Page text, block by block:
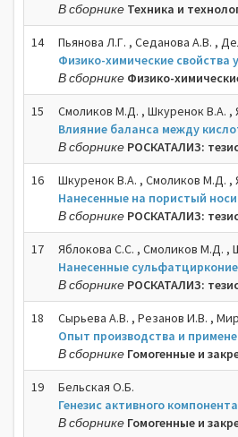
В сборнике Техника и
14
Пьянова Л.Г. , Седанова А.В. ,
Физико-химические
В сборнике Физико-
15
Смоликов М.Д. , Шкуренок В.А. ,
Влияние баланса между
В сборнике РОСКАТАЛИЗ:
16
Шкуренок В.А. , Смоликов М.Д. ,
Нанесенные на пористый
В сборнике РОСКАТАЛИЗ:
17
Яблокова С.С. , Смоликов М.Д. ,
Нанесенные
В сборнике РОСКАТАЛИЗ:
18
Сырьева А.В. , Резанов И.В. ,
Опыт производства и
В сборнике Гомогенные и
19
Бельская О.Б.
Генезис активного
В сборнике Гомогенные и